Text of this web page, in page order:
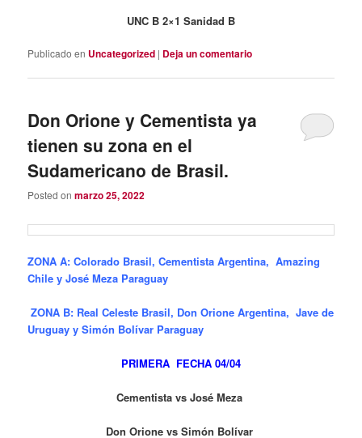
UNC B 2×1 Sanidad B
Publicado en Uncategorized | Deja un comentario
Don Orione y Cementista ya
tienen su zona en el
Sudamericano de Brasil.
Posted onmarzo 25, 2022
ZONA A: Colorado Brasil, Cementista Argentina, Amazing
Chile y José Meza Paraguay
ZONA B: Real Celeste Brasil, Don Orione Argentina, Jave de
Uruguay y Simón Bolívar Paraguay
PRIMERA FECHA 04/04
Cementista vs José Meza
Don Orione vs Simón Bolívar